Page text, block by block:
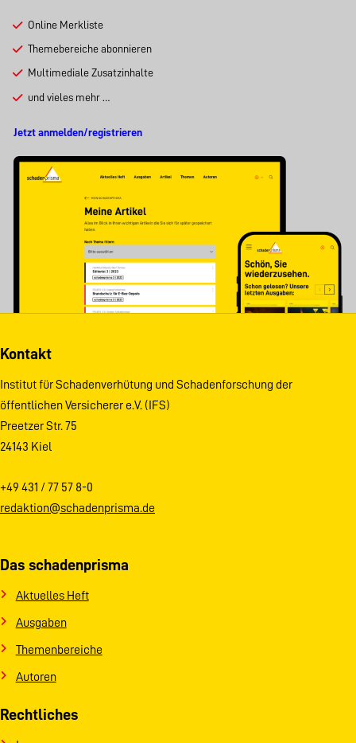
Online Merkliste
Themebereiche abonnieren
Multimediale Zusatzinhalte
und vieles mehr …
Jetzt anmelden/registrieren
Kontakt
Institut für Schadenverhütung und Schadenforschung der
öffentlichen Versicherer e.V. (IFS)
Preetzer Str. 75
24143 Kiel
+49 431 / 77 57 8-0
redaktion@schadenprisma.de
Das schadenprisma
Aktuelles Heft
Ausgaben
Themenbereiche
Autoren
Rechtliches